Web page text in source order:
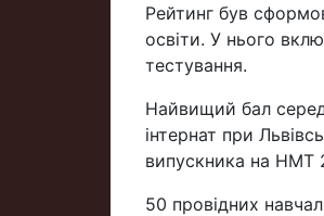
Рейтинг був
освіти. У нього
тестування.
Найвищий бал
інтернат при
випускника на НМТ
50 провідних